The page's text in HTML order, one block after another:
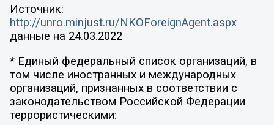
Источник:
http://unro.minjust.ru/NKOForeignAgent.aspx
данные на 24.03.2022
* Единый федеральный список организаций, в
том числе иностранных и международных
организаций, признанных в соответствии с
законодательством Российской Федерации
террористическими: